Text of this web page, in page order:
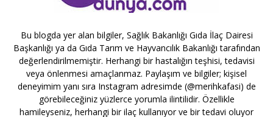
Bu blogda yer alan bilgiler, Sağlık Bakanlığı Gıda İlaç Dairesi
Başkanlığı ya da Gıda Tarım ve Hayvancılık Bakanlığı tarafından
değerlendirilmemiştir. Herhangi bir hastalığın teşhisi, tedavisi
veya önlenmesi amaçlanmaz. Paylaşım ve bilgiler; kişisel
deneyimim yanı sıra Instagram adresimde (@merihkafasi) de
görebileceğiniz yüzlerce yorumla ilintilidir. Özellikle
hamileyseniz, herhangi bir ilaç kullanıyor ve bir tedavi oluyor